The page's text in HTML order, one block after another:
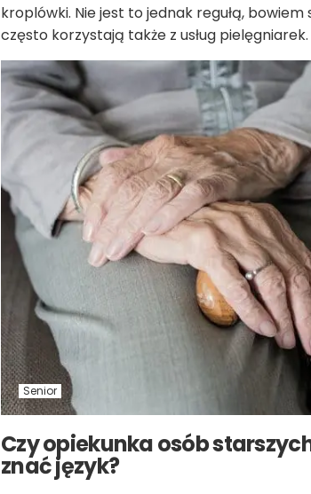
kroplówki. Nie jest to jednak regułą,
często korzystają także z usług pielęgniarek.
Senior
Czy opiekunka osób
znać język?